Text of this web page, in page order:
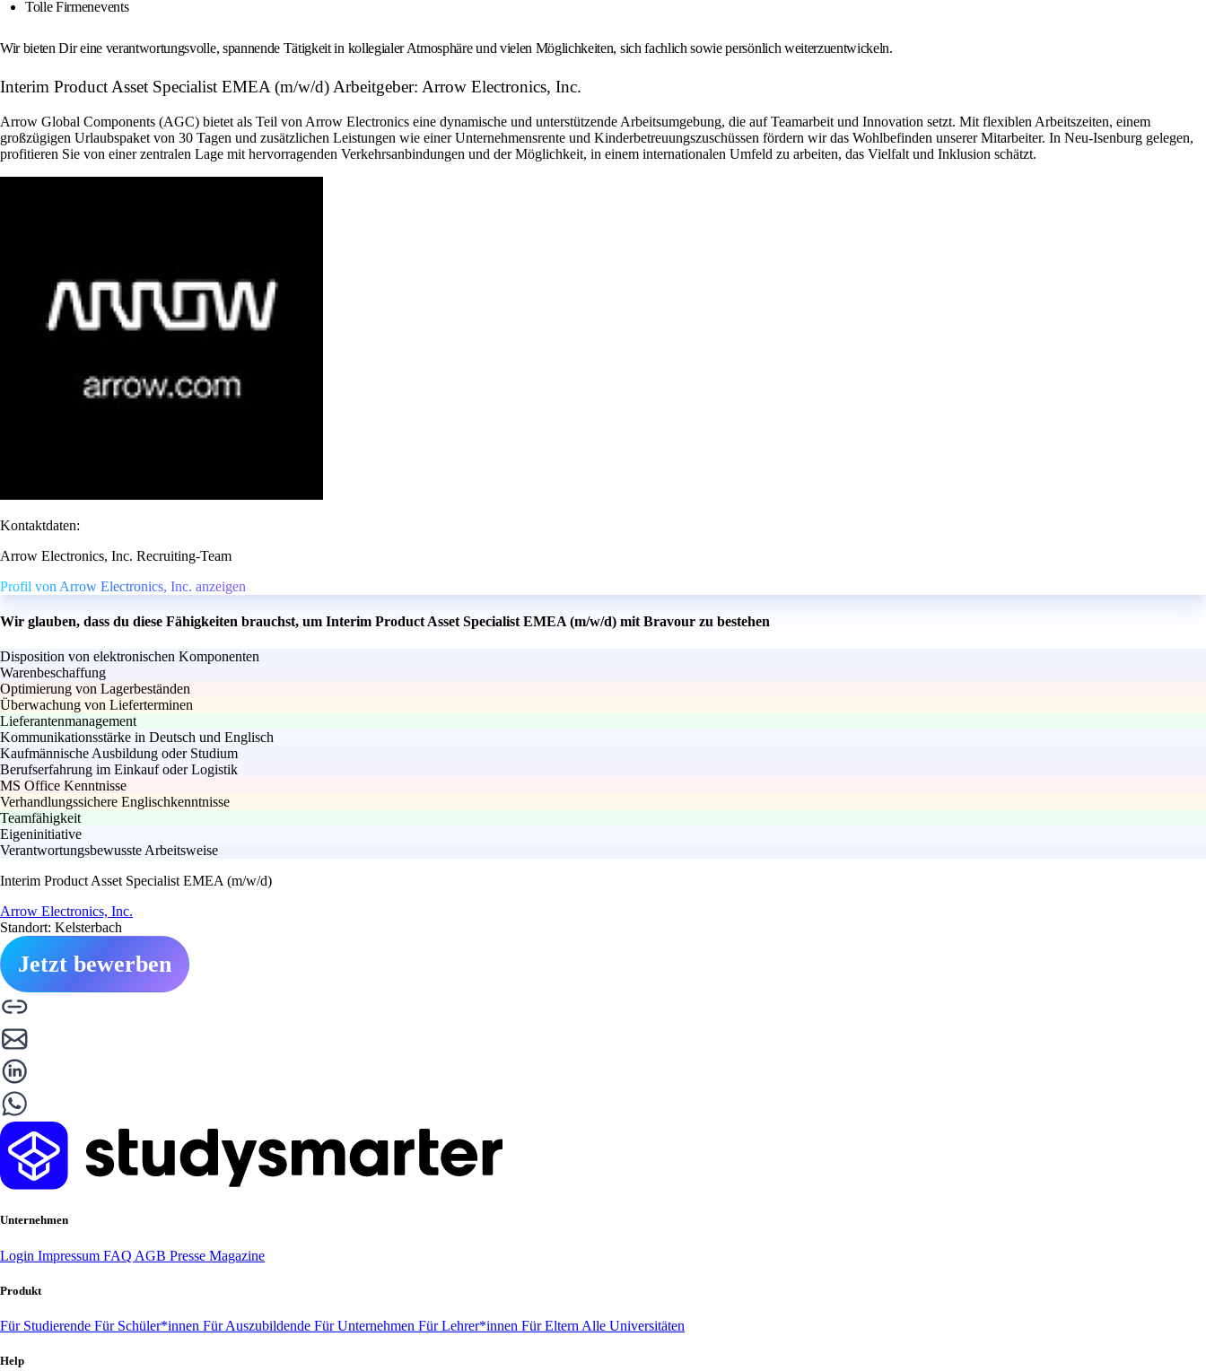
Tolle Firmenevents
Wir bieten Dir eine verantwortungsvolle, spannende Tätigkeit in kollegialer Atmosphäre und vielen Möglichkeiten, sich fachlich sowie persönlich weiterzuentwickeln.
Interim Product Asset Specialist EMEA (m/w/d) Arbeitgeber: Arrow Electronics, Inc.
Arrow Global Components (AGC) bietet als Teil von Arrow Electronics eine dynamische und unterstützende Arbeitsumgebung, die auf Teamarbeit und Innovation setzt. Mit flexiblen Arbeitszeiten, einem
großzügigen Urlaubspaket von 30 Tagen und zusätzlichen Leistungen wie einer Unternehmensrente und Kinderbetreuungszuschüssen fördern wir das Wohlbefinden unserer Mitarbeiter. In Neu-Isenburg gelegen,
profitieren Sie von einer zentralen Lage mit hervorragenden Verkehrsanbindungen und der Möglichkeit, in einem internationalen Umfeld zu arbeiten, das Vielfalt und Inklusion schätzt.
Kontaktdaten:
Arrow Electronics, Inc. Recruiting-Team
Profil von Arrow Electronics, Inc. anzeigen
Wir glauben, dass du diese Fähigkeiten brauchst, um Interim Product Asset Specialist EMEA (m/w/d) mit Bravour zu bestehen
Disposition von elektronischen Komponenten
Warenbeschaffung
Optimierung von Lagerbeständen
Überwachung von Lieferterminen
Lieferantenmanagement
Kommunikationsstärke in Deutsch und Englisch
Kaufmännische Ausbildung oder Studium
Berufserfahrung im Einkauf oder Logistik
MS Office Kenntnisse
Verhandlungssichere Englischkenntnisse
Teamfähigkeit
Eigeninitiative
Verantwortungsbewusste Arbeitsweise
Interim Product Asset Specialist EMEA (m/w/d)
Arrow Electronics, Inc.
Standort: Kelsterbach
Jetzt bewerben
Unternehmen
Login Impressum FAQ AGB Presse Magazine
Produkt
Für Studierende Für Schüler*innen Für Auszubildende Für Unternehmen Für Lehrer*innen Für Eltern Alle Universitäten
Help